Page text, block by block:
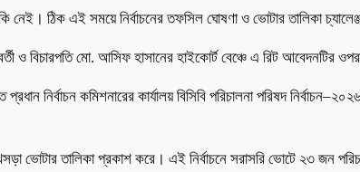
নেই। ঠিক এই সময়ে নির্বাচনের তফসিল ঘোষণা ও ভোটার তালিকা
ও বিচারপতি মো. আসিফ হাসানের হাইকোর্ট বেঞ্চে এ রিট আবেদনটির
নির্বাচন কমিশনারের কার্যালয় বিসিবি পরিচালনা পরিষদ
ভোটার তালিকা প্রকাশ করে। এই নির্বাচনে সরাসরি ভোটে ২৩ জন